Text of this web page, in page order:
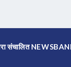
संचालित